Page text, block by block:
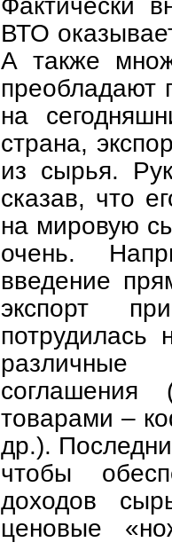
Фактически
ВТО
А также
на
страна,
из сырья.
сказав, что
на мировую
очень.
введение
экспорт
потрудилась
различные
соглашения
товарами –
др.).
чтобы
доходов
ценовые